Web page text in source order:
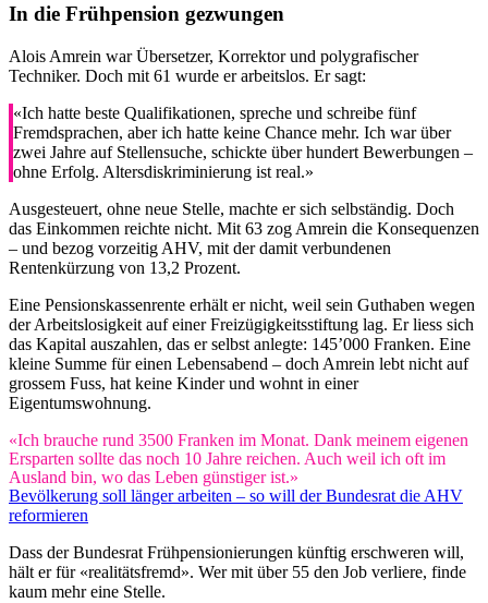
In die Frühpension gezwungen
Alois Amrein war Übersetzer, Korrektor und polygrafischer
Techniker. Doch mit 61 wurde er arbeitslos. Er sagt:
«Ich hatte beste Qualifikationen, spreche und schreibe fünf
Fremdsprachen, aber ich hatte keine Chance mehr. Ich war über
zwei Jahre auf Stellensuche, schickte über hundert Bewerbungen –
ohne Erfolg. Altersdiskriminierung ist real.»
Ausgesteuert, ohne neue Stelle, machte er sich selbständig. Doch
das Einkommen reichte nicht. Mit 63 zog Amrein die Konsequenzen
– und bezog vorzeitig AHV, mit der damit verbundenen
Rentenkürzung von 13,2 Prozent.
Eine Pensionskassenrente erhält er nicht, weil sein Guthaben wegen
der Arbeitslosigkeit auf einer Freizügigkeitsstiftung lag. Er liess sich
das Kapital auszahlen, das er selbst anlegte: 145’000 Franken. Eine
kleine Summe für einen Lebensabend – doch Amrein lebt nicht auf
grossem Fuss, hat keine Kinder und wohnt in einer
Eigentumswohnung.
«Ich brauche rund 3500 Franken im Monat. Dank meinem eigenen
Ersparten sollte das noch 10 Jahre reichen. Auch weil ich oft im
Ausland bin, wo das Leben günstiger ist.»
Bevölkerung soll länger arbeiten – so will der Bundesrat die AHV
reformieren
Dass der Bundesrat Frühpensionierungen künftig erschweren will,
hält er für «realitätsfremd». Wer mit über 55 den Job verliere, finde
kaum mehr eine Stelle.